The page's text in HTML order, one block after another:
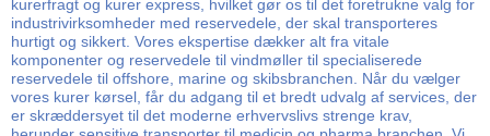
kurerfragt og kurer express, hvilket gør os til det foretrukne valg for
industrivirksomheder med reservedele, der skal transporteres
hurtigt og sikkert. Vores ekspertise dækker alt fra vitale
komponenter og reservedele til vindmøller til specialiserede
reservedele til offshore, marine og skibsbranchen. Når du vælger
vores kurer kørsel, får du adgang til et bredt udvalg af services, der
er skræddersyet til det moderne erhvervslivs strenge krav,